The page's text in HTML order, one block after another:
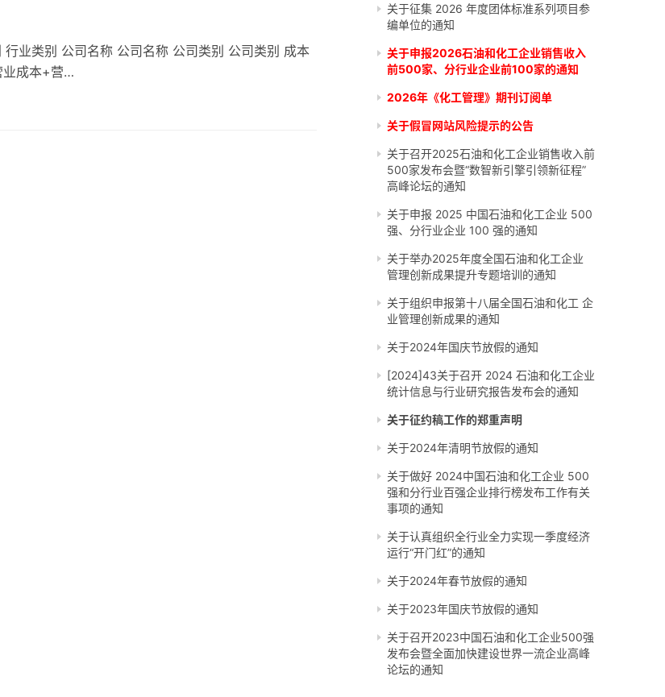
业类别 公司名称 公司名称 公司类别 公司类别 成本
业成本+营…
关于征集 2026 年度团体标准系列项目参
编单位的通知
关于申报2026石油和化工企业销售收入
前500家、分行业企业前100家的通知
2026年《化工管理》期刊订阅单
关于假冒网站风险提示的公告
关于召开2025石油和化工企业销售收入前
500家发布会暨“数智新引擎引领新征程”
高峰论坛的通知
关于申报 2025 中国石油和化工企业 500
强、分行业企业 100 强的通知
关于举办2025年度全国石油和化工企业
管理创新成果提升专题培训的通知
关于组织申报第十八届全国石油和化工 企
业管理创新成果的通知
关于2024年国庆节放假的通知
[2024]43关于召开 2024 石油和化工企业
统计信息与行业研究报告发布会的通知
关于征约稿工作的郑重声明
关于2024年清明节放假的通知
关于做好 2024中国石油和化工企业 500
强和分行业百强企业排行榜发布工作有关
事项的通知
关于认真组织全行业全力实现一季度经济
运行“开门红”的通知
关于2024年春节放假的通知
关于2023年国庆节放假的通知
关于召开2023中国石油和化工企业500强
发布会暨全面加快建设世界一流企业高峰
论坛的通知